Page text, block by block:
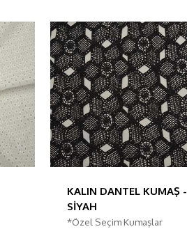
KALIN DANTEL KUMAŞ -
SİYAH
*Özel Seçim Kumaşlar